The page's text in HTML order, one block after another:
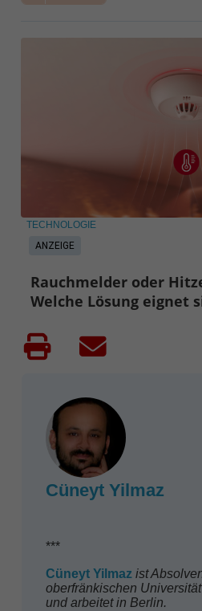
ANZEIGE
TECHNOLOGIE
Rauchmelder oder
Welche Lösung eignet
Cüneyt Yilmaz
***
Cüneyt Yilmaz ist
oberfränkischen
und arbeitet in Berlin.